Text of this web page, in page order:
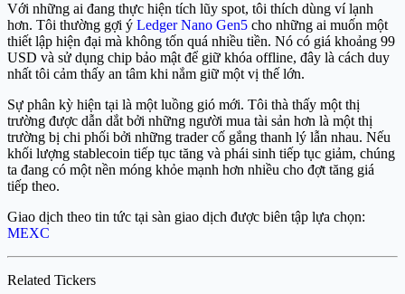
Với những ai đang thực hiện tích lũy spot, tôi thích dùng ví lạnh
hơn. Tôi thường gợi ý Ledger Nano Gen5 cho những ai muốn một
thiết lập hiện đại mà không tốn quá nhiều tiền. Nó có giá khoảng 99
USD và sử dụng chip bảo mật để giữ khóa offline, đây là cách duy
nhất tôi cảm thấy an tâm khi nắm giữ một vị thế lớn.
Sự phân kỳ hiện tại là một luồng gió mới. Tôi thà thấy một thị
trường được dẫn dắt bởi những người mua tài sản hơn là một thị
trường bị chi phối bởi những trader cố gắng thanh lý lẫn nhau. Nếu
khối lượng stablecoin tiếp tục tăng và phái sinh tiếp tục giảm, chúng
ta đang có một nền móng khỏe mạnh hơn nhiều cho đợt tăng giá
tiếp theo.
Giao dịch theo tin tức tại sàn giao dịch được biên tập lựa chọn:
MEXC
Related Tickers